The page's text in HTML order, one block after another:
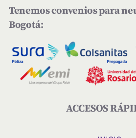
Tenemos convenios para
Bogotá:
ACCESOS